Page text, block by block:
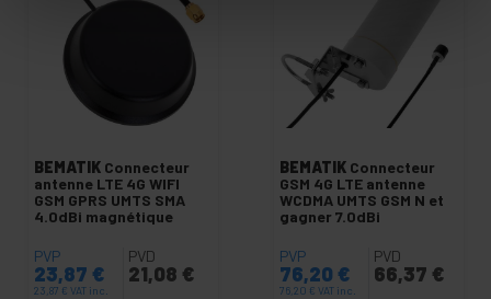
BEMATIK Connecteur
antenne LTE 4G WIFI
GSM GPRS UMTS SMA
4.0dBi magnétique
PVP
23,87 €
23,87 € VAT inc.
PVD
21,08 €
BEMATIK Connecteur
GSM 4G LTE antenne
WCDMA UMTS GSM N et
gagner 7.0dBi
PVP
76,20 €
76,20 € VAT inc.
PVD
66,37 €